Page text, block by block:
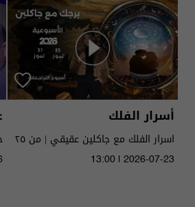
أسرار الفلك
اسرار الفلك مع جاكلين عقيقي | من ٢٥
الى ٣١ تموز ٢٠٢٦ | 2026
13:00 | 2026-07-23